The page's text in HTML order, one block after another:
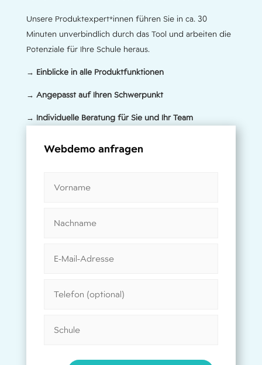
Unsere Produktexpert*innen führen Sie in ca. 30
Minuten unverbindlich durch das Tool und arbeiten die
Potenziale für Ihre Schule heraus.
→ Einblicke in alle Produktfunktionen
→ Angepasst auf Ihren Schwerpunkt
→ Individuelle Beratung für Sie und Ihr Team
Webdemo anfragen